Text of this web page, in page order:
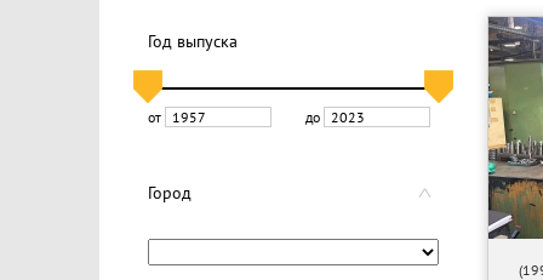
Год выпуска
от до
Город